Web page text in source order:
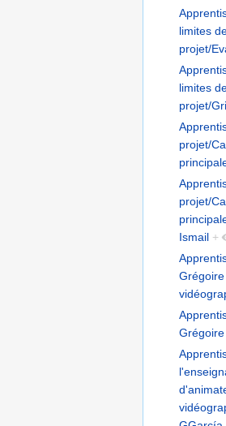
limites
projet/
limites
projet/
projet/
projet/
Ismail +